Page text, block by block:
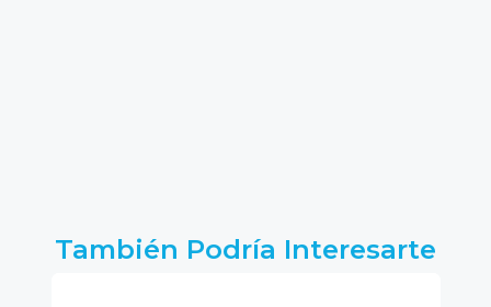
También Podría Interesarte